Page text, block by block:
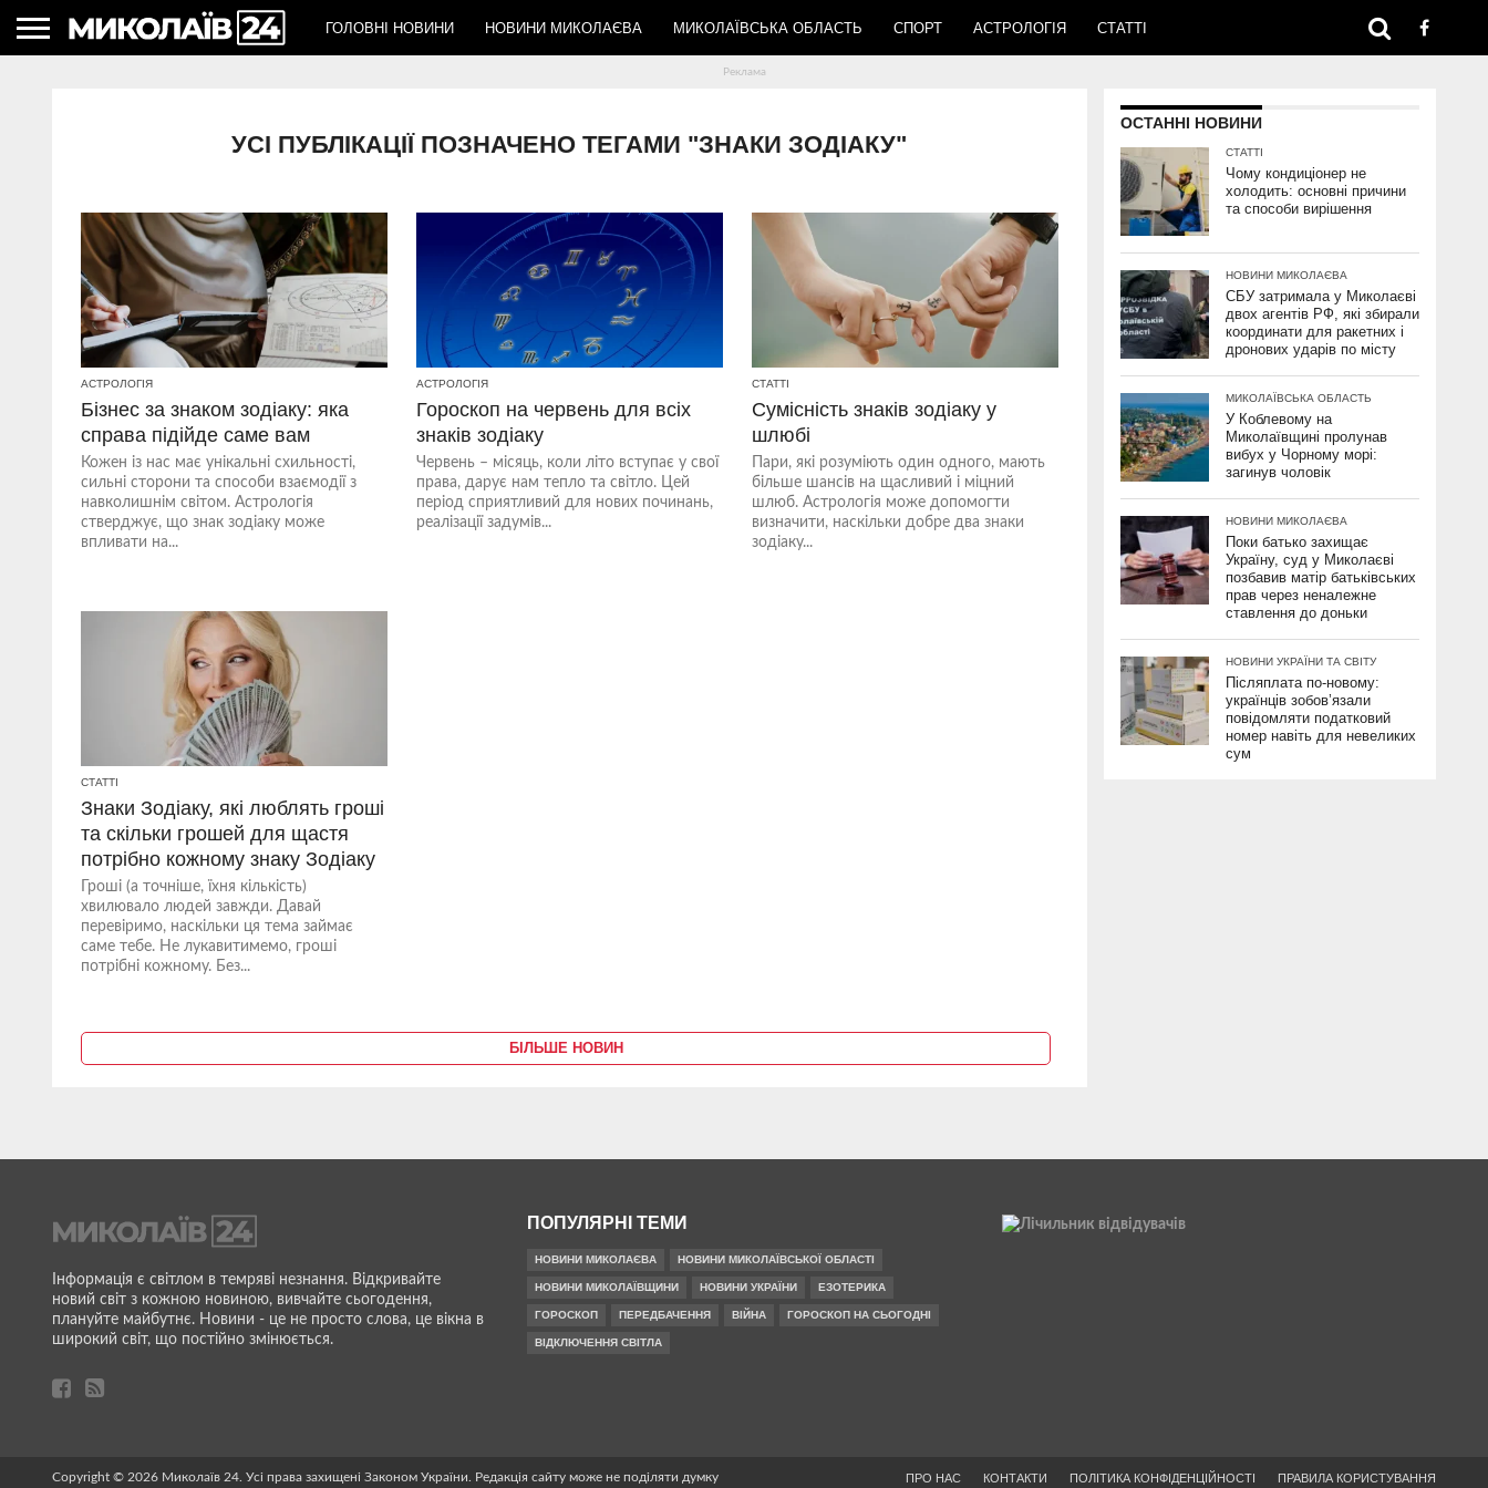
ГОЛОВНІ НОВИНИ НОВИНИ МИКОЛАЄВА МИКОЛАЇВСЬКА ОБЛАСТЬ СПОРТ АСТРОЛОГІЯ СТАТТІ
УСІ ПУБЛІКАЦІЇ ПОЗНАЧЕНО ТЕГАМИ "ЗНАКИ ЗОДІАКУ"
АСТРОЛОГІЯ
Бізнес за знаком зодіаку: яка
справа підійде саме вам
Кожен із нас має унікальні схильності,
сильні сторони та способи взаємодії з
навколишнім світом. Астрологія
стверджує, що знак зодіаку може
впливати на...
АСТРОЛОГІЯ
Гороскоп на червень для всіх
знаків зодіаку
Червень – місяць, коли літо вступає у свої
права, дарує нам тепло та світло. Цей
період сприятливий для нових починань,
реалізації задумів...
СТАТТІ
Сумісність знаків зодіаку у
шлюбі
Пари, які розуміють один одного, мають
більше шансів на щасливий і міцний
шлюб. Астрологія може допомогти
визначити, наскільки добре два знаки
зодіаку...
СТАТТІ
Знаки Зодіаку, які люблять гроші
та скільки грошей для щастя
потрібно кожному знаку Зодіаку
Гроші (а точніше, їхня кількість)
хвилювало людей завжди. Давай
перевіримо, наскільки ця тема займає
саме тебе. Не лукавитимемо, гроші
потрібні кожному. Без...
БІЛЬШЕ НОВИН
ОСТАННІ НОВИНИ
СТАТТІ
Чому кондиціонер не
холодить: основні причини
та способи вирішення
НОВИНИ МИКОЛАЄВА
СБУ затримала у Миколаєві
двох агентів РФ, які збирали
координати для ракетних і
дронових ударів по місту
МИКОЛАЇВСЬКА ОБЛАСТЬ
У Коблевому на
Миколаївщині пролунав
вибух у Чорному морі:
загинув чоловік
НОВИНИ МИКОЛАЄВА
Поки батько захищає
Україну, суд у Миколаєві
позбавив матір батьківських
прав через неналежне
ставлення до доньки
НОВИНИ УКРАЇНИ ТА СВІТУ
Післяплата по-новому:
українців зобов’язали
повідомляти податковий
номер навіть для невеликих
сум
Інформація є світлом в темряві незнання. Відкривайте
новий світ з кожною новиною, вивчайте сьогодення,
плануйте майбутнє. Новини - це не просто слова, це вікна в
широкий світ, що постійно змінюється.
ПОПУЛЯРНІ ТЕМИ
НОВИНИ МИКОЛАЄВА НОВИНИ МИКОЛАЇВСЬКОЇ ОБЛАСТІ
НОВИНИ МИКОЛАЇВЩИНИ НОВИНИ УКРАЇНИ ЕЗОТЕРИКА
ГОРОСКОП ПЕРЕДБАЧЕННЯ ВІЙНА ГОРОСКОП НА СЬОГОДНІ
ВІДКЛЮЧЕННЯ СВІТЛА
ПРО НАС КОНТАКТИ ПОЛІТИКА КОНФІДЕНЦІЙНОСТІ ПРАВИЛА КОРИСТУВАННЯ
Copyright © 2026 Миколаїв 24. Усі права захищені Законом України. Редакція сайту може не поділяти думку